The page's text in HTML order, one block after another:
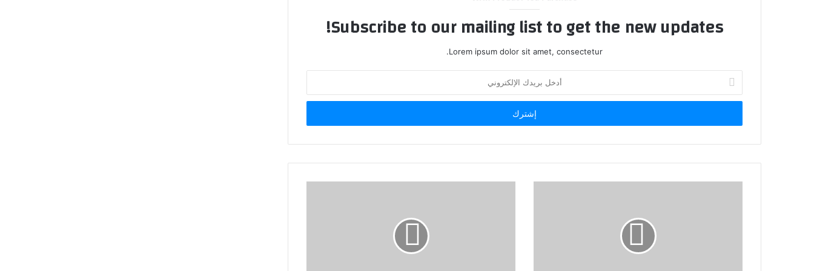
Subscribe to our mailing list to get the new updates!
Lorem ipsum dolor sit amet, consectetur.
بريدك
الإلكتروني